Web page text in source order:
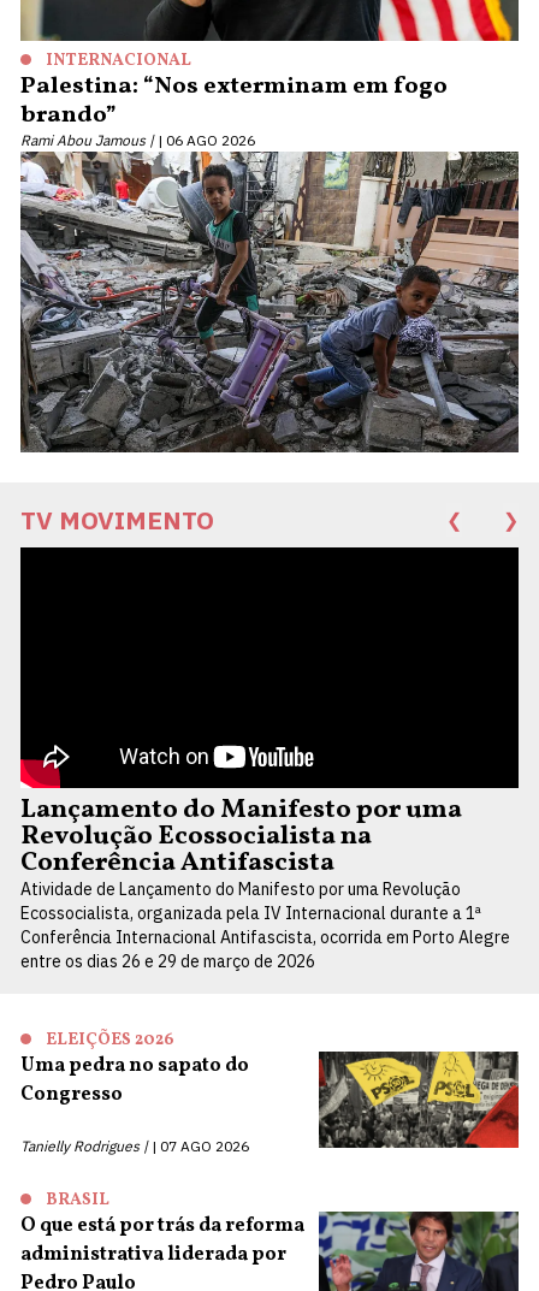
INTERNACIONAL
Palestina: “Nos exterminam em fogo
brando”
Rami Abou Jamous | 06 AGO 2026
TV MOVIMENTO ❮ ❯
Lançamento do Manifesto por uma
Revolução Ecossocialista na
Conferência Antifascista
Atividade de Lançamento do Manifesto por uma Revolução
Ecossocialista, organizada pela IV Internacional durante a 1ª
Conferência Internacional Antifascista, ocorrida em Porto Alegre
entre os dias 26 e 29 de março de 2026
ELEIÇÕES 2026
Uma pedra no sapato do
Congresso
Tanielly Rodrigues | 07 AGO 2026
BRASIL
O que está por trás da reforma
administrativa liderada por
Pedro Paulo